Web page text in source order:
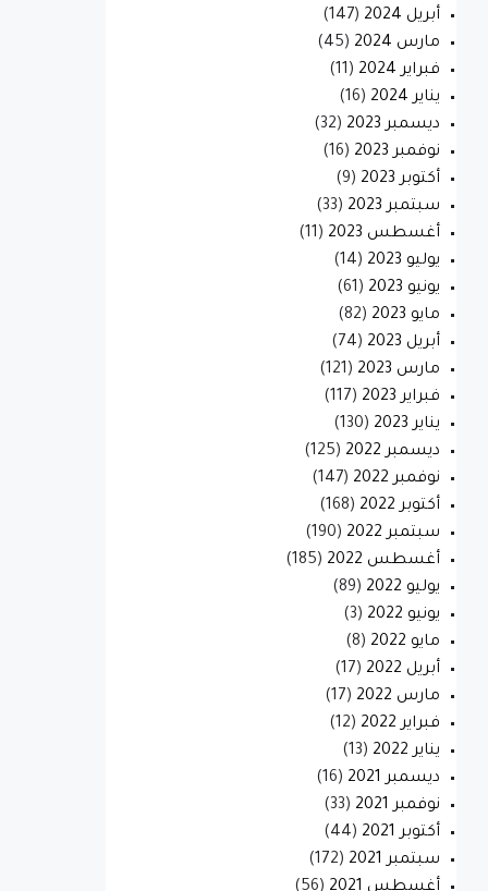
أبريل 2024
(147)
مارس 2024
(45)
فبراير 2024
(11)
يناير 2024
(16)
ديسمبر 2023
(32)
نوفمبر 2023
(16)
أكتوبر 2023
(9)
سبتمبر 2023
(33)
أغسطس 2023
(11)
يوليو 2023
(14)
يونيو 2023
(61)
مايو 2023
(82)
أبريل 2023
(74)
مارس 2023
(121)
فبراير 2023
(117)
يناير 2023
(130)
ديسمبر 2022
(125)
نوفمبر 2022
(147)
أكتوبر 2022
(168)
سبتمبر 2022
(190)
أغسطس 2022
(185)
يوليو 2022
(89)
يونيو 2022
(3)
مايو 2022
(8)
أبريل 2022
(17)
مارس 2022
(17)
فبراير 2022
(12)
يناير 2022
(13)
ديسمبر 2021
(16)
نوفمبر 2021
(33)
أكتوبر 2021
(44)
سبتمبر 2021
(172)